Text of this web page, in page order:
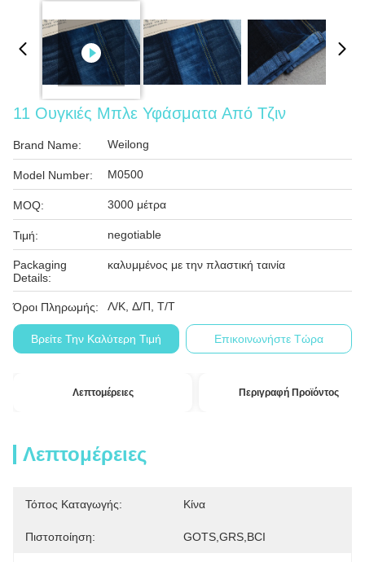
11 Ουγκιές Μπλε Υφάσματα Από Τζιν
Brand Name: Weilong
Model Number: M0500
MOQ: 3000 μέτρα
Τιμή: negotiable
Packaging
Details:
καλυμμένος με την πλαστική ταινία
Όροι Πληρωμής: Λ/Κ, Δ/Π, Τ/Τ
Βρείτε Την Καλύτερη Τιμή Επικοινωνήστε Τώρα
Λεπτομέρειες Περιγραφή Προϊόντος
Λεπτομέρειες
Τόπος Καταγωγής: Κίνα
Πιστοποίηση: GOTS,GRS,BCI